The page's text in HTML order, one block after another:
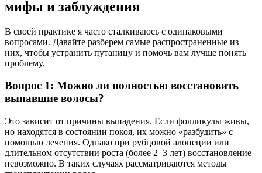
мифы и заблуждения
В своей практике я часто сталкиваюсь с одинаковыми
вопросами. Давайте разберем самые распространенные из
них, чтобы устранить путаницу и помочь вам лучше понять
проблему.
Вопрос 1: Можно ли полностью восстановить
выпавшие волосы?
Это зависит от причины выпадения. Если фолликулы живы,
но находятся в состоянии покоя, их можно «разбудить» с
помощью лечения. Однако при рубцовой алопеции или
длительном отсутствии роста (более 2–3 лет) восстановление
невозможно. В таких случаях рассматриваются методы